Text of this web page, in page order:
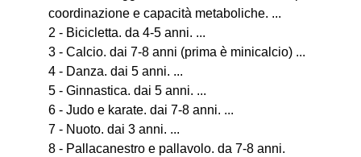
coordinazione e capacità metaboliche. ...
2 - Bicicletta. da 4-5 anni. ...
3 - Calcio. dai 7-8 anni (prima è minicalcio) ...
4 - Danza. dai 5 anni. ...
5 - Ginnastica. dai 5 anni. ...
6 - Judo e karate. dai 7-8 anni. ...
7 - Nuoto. dai 3 anni. ...
8 - Pallacanestro e pallavolo. da 7-8 anni.